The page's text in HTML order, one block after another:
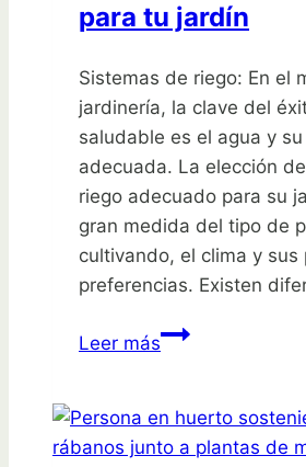
para tu jardín
Sistemas de riego: En el
jardinería, la clave del
saludable es el agua y
adecuada. La elección
riego adecuado para su
gran medida del tipo de
cultivando, el clima y sus
preferencias. Existen
Leer másNunca
mal
tus